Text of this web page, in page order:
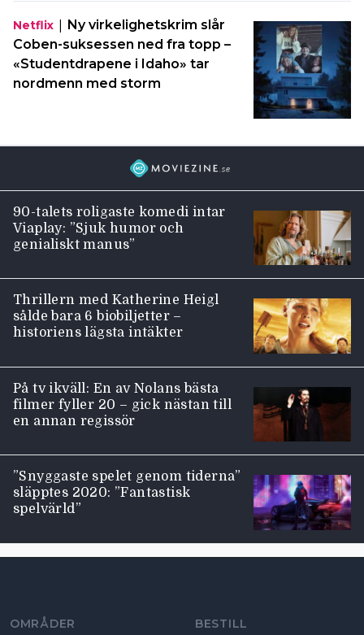
Netflix | Ny virkelighetskrim slår
Coben-suksessen ned fra topp –
«Studentdrapene i Idaho» tar
nordmenn med storm
90-talets roligaste komedi intar
Viaplay: ”Sjuk humor och
genialiskt manus”
Thrillern med Katherine Heigl
sålde bara 6 biobiljetter –
historiens lägsta intäkter
På tv ikväll: En av Nolans bästa
filmer fyller 20 – gick nästan till
en annan regissör
”Snyggaste spelet genom tiderna”
släpptes 2020: ”Fantastisk
spelvärld”
OMRÅDER BESTILL